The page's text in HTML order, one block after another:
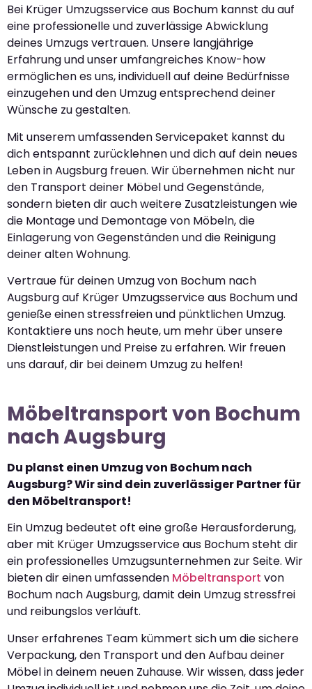
Bei Krüger Umzugsservice aus Bochum kannst du auf
eine professionelle und zuverlässige Abwicklung
deines Umzugs vertrauen. Unsere langjährige
Erfahrung und unser umfangreiches Know-how
ermöglichen es uns, individuell auf deine Bedürfnisse
einzugehen und den Umzug entsprechend deiner
Wünsche zu gestalten.
Mit unserem umfassenden Servicepaket kannst du
dich entspannt zurücklehnen und dich auf dein neues
Leben in Augsburg freuen. Wir übernehmen nicht nur
den Transport deiner Möbel und Gegenstände,
sondern bieten dir auch weitere Zusatzleistungen wie
die Montage und Demontage von Möbeln, die
Einlagerung von Gegenständen und die Reinigung
deiner alten Wohnung.
Vertraue für deinen Umzug von Bochum nach
Augsburg auf Krüger Umzugsservice aus Bochum und
genieße einen stressfreien und pünktlichen Umzug.
Kontaktiere uns noch heute, um mehr über unsere
Dienstleistungen und Preise zu erfahren. Wir freuen
uns darauf, dir bei deinem Umzug zu helfen!
Möbeltransport von Bochum
nach Augsburg
Du planst einen Umzug von Bochum nach
Augsburg? Wir sind dein zuverlässiger Partner für
den Möbeltransport!
Ein Umzug bedeutet oft eine große Herausforderung,
aber mit Krüger Umzugsservice aus Bochum steht dir
ein professionelles Umzugsunternehmen zur Seite. Wir
bieten dir einen umfassenden Möbeltransport von
Bochum nach Augsburg, damit dein Umzug stressfrei
und reibungslos verläuft.
Unser erfahrenes Team kümmert sich um die sichere
Verpackung, den Transport und den Aufbau deiner
Möbel in deinem neuen Zuhause. Wir wissen, dass jeder